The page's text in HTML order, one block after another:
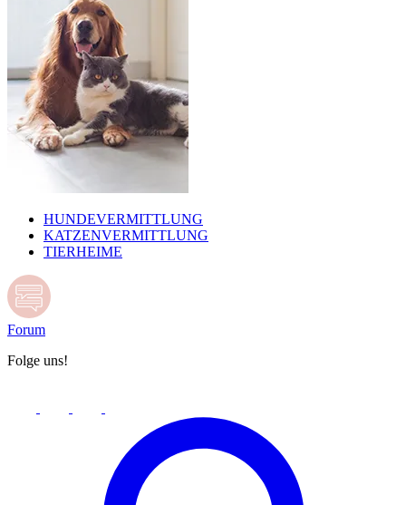
HUNDEVERMITTLUNG
KATZENVERMITTLUNG
TIERHEIME
Forum
Folge uns!